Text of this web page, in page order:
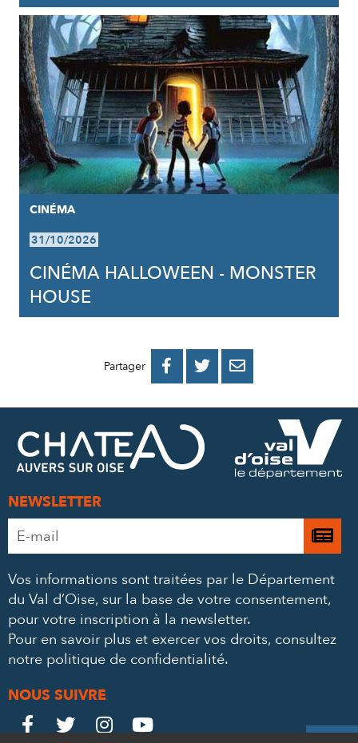
CINÉMA
31/10/2026
CINÉMA HALLOWEEN - MONSTER
HOUSE
Partager 
PARTAGER
FACEBOOK
PARTAGER
PARTAGER
MAIL
NEWSLETTER
Adresse
e-
*
Je
à
Vos informations sont traitées par le Département
du Val d’Oise, sur la base de votre consentement,
pour votre inscription à la newsletter.
Pour en savoir plus et exercer vos droits, consultez
notre politique de confidentialité.
NOUS SUIVRE
Le
 Le
 Le
 Le
